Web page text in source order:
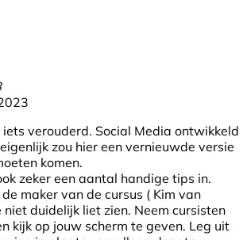
iets verouderd. Social Media ontwikkeld
zou hier een vernieuwde versie
komen.
zeker een aantal handige tips in.
maker van de cursus ( Kim van
niet duidelijk liet zien. Neem cursisten
kijk op jouw scherm te geven. Leg uit